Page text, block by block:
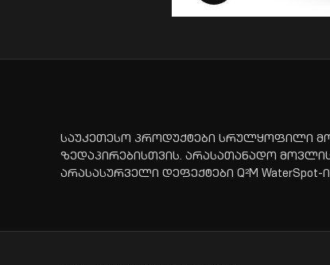
საუკეთესო პროდუქტები სრულყოფილი
ზედაპირებისთვის. არასათანადო
არასასურველი დეფექტები Q²M